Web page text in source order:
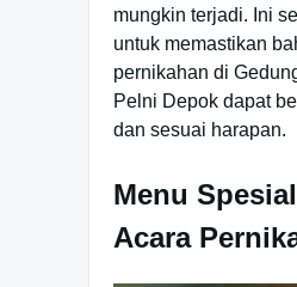
mungkin terjadi. Ini
untuk memastikan
pernikahan di
Pelni Depok dapat
dan sesuai harapan.
Menu
Acara